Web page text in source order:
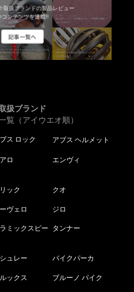
取扱ブランドの製品レビュー
コンテンツを連載!!
記事一覧へ
扱ブランド
覧（アイウエオ順）
ス ロック アブス ヘルメット
ロ エンヴィ
ック クオ
ヴェロ ジロ
ミックスピー
タンナー
ュレー バイクパーカ
ックス ブルーノ バイク